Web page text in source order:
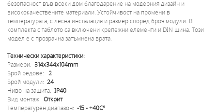
безопасност във всеки дом благодарение на модерния дизайн и
висококачествените материали. Устойчивост на промени в
температурата, с лесна инсталация и размер според броя модули. В
комплекта с таблото са включени крепежни елементи и DIN шина. Този
модел е с прозрачна затъмнена врата.
Технически характеристики:
Размери: 314x344x104mm
Брой редове:
2
Брой модули: 24
Ниво на защита: IP40
Вид монтаж: Открит
Температурен диапазон: -15 - +40C°